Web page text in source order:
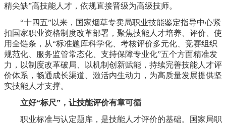
精尖缺”高技能人才，依规直接晋级为高级技师。
“十四五”以来，国家烟草专卖局职业技能鉴定指导中心紧
扣国家职业资格制度改革部署，聚焦技能人才培养、评价、使
用全链条，从“标准题库科学化、考核评价多元化、竞赛组织
规范化、服务监管常态化、支持保障专业化”五个方面精准发
力，以制度改革破局、以机制创新赋能，持续完善技能人才评
价体系，畅通成长渠道、激活内生动力，为高质量发展提供坚
实技能人才支撑。
立好“标尺”，让技能评价有章可循
职业标准与认定题库，是技能人才评价的基础。国家局职